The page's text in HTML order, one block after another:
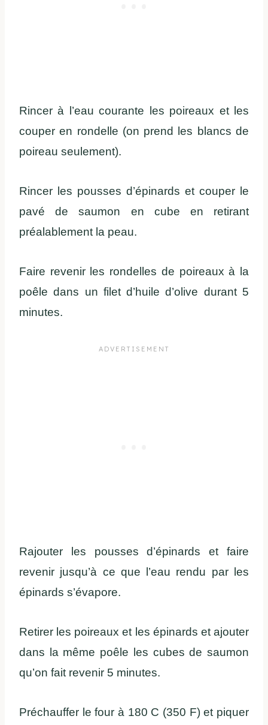
Rincer à l’eau courante les poireaux et les
couper en rondelle (on prend les blancs de
poireau seulement).
Rincer les pousses d’épinards et couper le
pavé de saumon en cube en retirant
préalablement la peau.
Faire revenir les rondelles de poireaux à la
poêle dans un filet d’huile d’olive durant 5
minutes.
Rajouter les pousses d’épinards et faire
revenir jusqu’à ce que l’eau rendu par les
épinards s’évapore.
Retirer les poireaux et les épinards et ajouter
dans la même poêle les cubes de saumon
qu’on fait revenir 5 minutes.
Préchauffer le four à 180 C (350 F) et piquer